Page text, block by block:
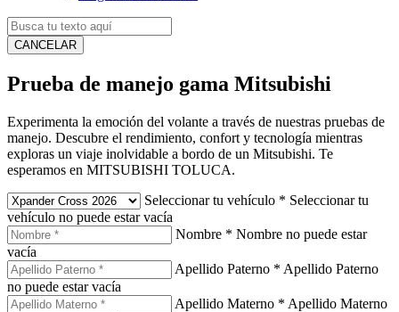
CANCELAR
Prueba de manejo gama Mitsubishi
Experimenta la emoción del volante a través de nuestras pruebas de
manejo. Descubre el rendimiento, confort y tecnología mientras
exploras un viaje inolvidable a bordo de un Mitsubishi. Te
esperamos en MITSUBISHI TOLUCA.
Seleccionar tu vehículo * Seleccionar tu
vehículo no puede estar vacía
Nombre * Nombre no puede estar
vacía
Apellido Paterno * Apellido Paterno
no puede estar vacía
Apellido Materno * Apellido Materno